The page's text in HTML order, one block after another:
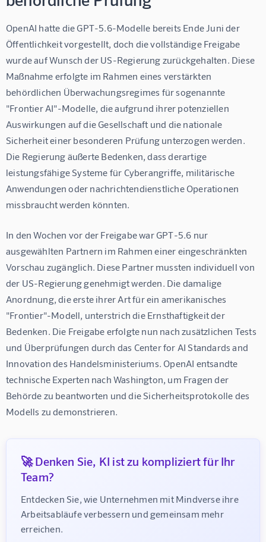
OpenAI hatte die GPT-5.6-Modelle bereits Ende Juni der
Öffentlichkeit vorgestellt, doch die vollständige Freigabe
wurde auf Wunsch der US-Regierung zurückgehalten. Diese
Maßnahme erfolgte im Rahmen eines verstärkten
behördlichen Überwachungsregimes für sogenannte
"Frontier AI"-Modelle, die aufgrund ihrer potenziellen
Auswirkungen auf die Gesellschaft und die nationale
Sicherheit einer besonderen Prüfung unterzogen werden.
Die Regierung äußerte Bedenken, dass derartige
leistungsfähige Systeme für Cyberangriffe, militärische
Anwendungen oder nachrichtendienstliche Operationen
missbraucht werden könnten.
In den Wochen vor der Freigabe war GPT-5.6 nur
ausgewählten Partnern im Rahmen einer eingeschränkten
Vorschau zugänglich. Diese Partner mussten individuell von
der US-Regierung genehmigt werden. Die damalige
Anordnung, die erste ihrer Art für ein amerikanisches
"Frontier"-Modell, unterstrich die Ernsthaftigkeit der
Bedenken. Die Freigabe erfolgte nun nach zusätzlichen Tests
und Überprüfungen durch das Center for AI Standards and
Innovation des Handelsministeriums. OpenAI entsandte
technische Experten nach Washington, um Fragen der
Behörde zu beantworten und die Sicherheitsprotokolle des
Modells zu demonstrieren.
🚀 Denken Sie, KI ist zu kompliziert für Ihr
Team?
Entdecken Sie, wie Unternehmen mit Mindverse ihre
Arbeitsabläufe verbessern und gemeinsam mehr
erreichen.